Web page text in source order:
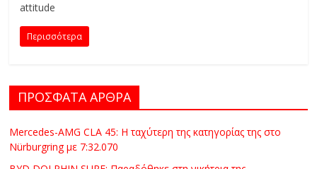
L
&
M
attitude
Περισσότερα
ΠΡΟΣΦΑΤΑ ΑΡΘΡΑ
Mercedes-AMG CLA 45: Η ταχύτερη της κατηγορίας της στο
Nürburgring με 7:32.070